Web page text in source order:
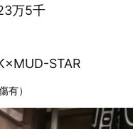
万5千
STAR
有）